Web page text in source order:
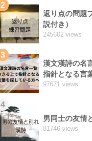
2
返り点の問題
説付き）
245602 views
3
漢文漢詩の名
指針となる言
97671 views
4
男同士の友情
81746 views